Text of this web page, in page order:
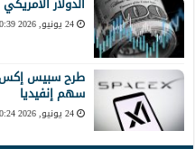
24 يونيو, 2026 10:39 م
طرح سبيس إكس
سهم إنفيديا
24 يونيو, 2026 10:24 م